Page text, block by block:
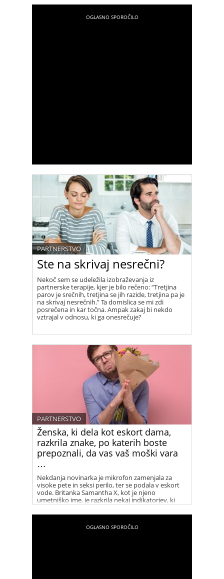
Ste na skrivaj nesrečni?
PARTNERSTVO
Nekoč sem se udeležila izobraževanja iz
partnerske terapije, kjer je bilo rečeno: “Tretjina
parov je srečnih, tretjina se jih razide, tretjina pa je
na skrivaj nesrečnih.” Ta domislica se mi zdi
posrečena in kar točna. Ampak zakaj bi nekdo
vztrajal v odnosu, ki ga onesrečuje?
Ženska, ki dela kot eskort dama,
razkrila znake, po katerih boste
prepoznali, da vas vaš moški vara
…
PARTNERSTVO
Nekdanja novinarka je mikrofon zamenjala za
visoke pete in seksi perilo, ter se podala v eskort
vode. Britanka Samantha X, kot je njeno
umetniško ime, je razkrila nekaj indikatorjev, ki
kažejo na to, da nas partner mogoče vara. Eden od
njih je recimo to, da pride domov z mokrimi lasmi